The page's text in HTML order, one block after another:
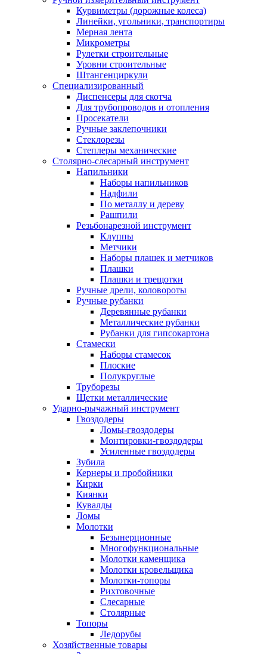
Курвиметры (дорожные колеса)
Линейки, угольники, транспортиры
Мерная лента
Микрометры
Рулетки строительные
Уровни строительные
Штангенциркули
Специализированный
Диспенсеры для скотча
Для трубопроводов и отопления
Просекатели
Ручные заклепочники
Стеклорезы
Степлеры механические
Столярно-слесарный инструмент
Напильники
Наборы напильников
Надфили
По металлу и дереву
Рашпили
Резьбонарезной инструмент
Клуппы
Метчики
Наборы плашек и метчиков
Плашки
Плашки и трещотки
Ручные дрели, коловороты
Ручные рубанки
Деревянные рубанки
Металлические рубанки
Рубанки для гипсокартона
Стамески
Наборы стамесок
Плоские
Полукруглые
Труборезы
Щетки металлические
Ударно-рычажный инструмент
Гвоздодеры
Ломы-гвоздодеры
Монтировки-гвоздодеры
Усиленные гвоздодеры
Зубила
Кернеры и пробойники
Кирки
Киянки
Кувалды
Ломы
Молотки
Безынерционные
Многофункциональные
Молотки каменщика
Молотки кровельщика
Молотки-топоры
Рихтовочные
Слесарные
Столярные
Топоры
Ледорубы
Хозяйственные товары